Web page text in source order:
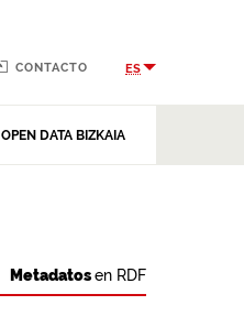
OPEN DATA BIZKAIA
CONTACTO ES
Metadatosen RDF